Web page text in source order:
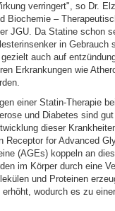
verringert", so Dr.
Biochemie –
JGU. Da Statine schon
in Gebrauch
auch auf
Erkrankungen wie
einer Statin-Therapie
und Diabetes sind
dieser
Receptor for Advanced
(AGEs) koppeln an
im Körper durch eine
und Proteinen
wodurch es zu